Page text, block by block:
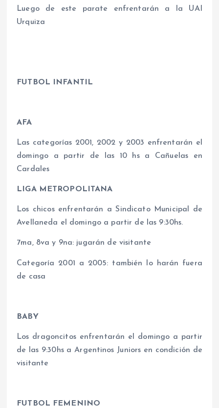
Luego de este parate enfrentarán a la UAI
Urquiza
FUTBOL INFANTIL
AFA
Las categorías 2001, 2002 y 2003 enfrentarán el
domingo a partir de las 10 hs a Cañuelas en
Cardales
LIGA METROPOLITANA
Los chicos enfrentarán a Sindicato Municipal de
Avellaneda el domingo a partir de las 9:30hs.
7ma, 8va y 9na: jugarán de visitante
Categoría 2001 a 2005: también lo harán fuera
de casa
BABY
Los dragoncitos enfrentarán el domingo a partir
de las 9:30hs a Argentinos Juniors en condición de
visitante
FUTBOL FEMENINO